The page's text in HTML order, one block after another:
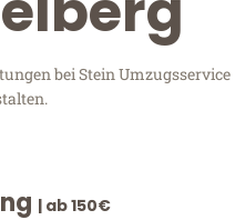
bei Stein Umzugsservice
| ab 150€